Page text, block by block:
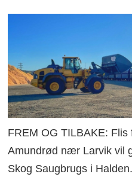
FREM OG TILBAKE: Flis
Amundrød nær Larvik vil
Skog Saugbrugs i